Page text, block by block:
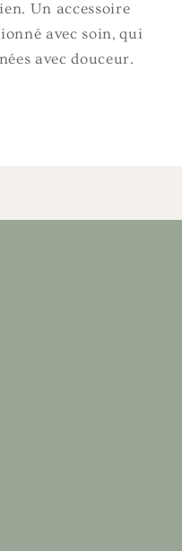
Un accessoire
avec soin, qui
avec douceur.